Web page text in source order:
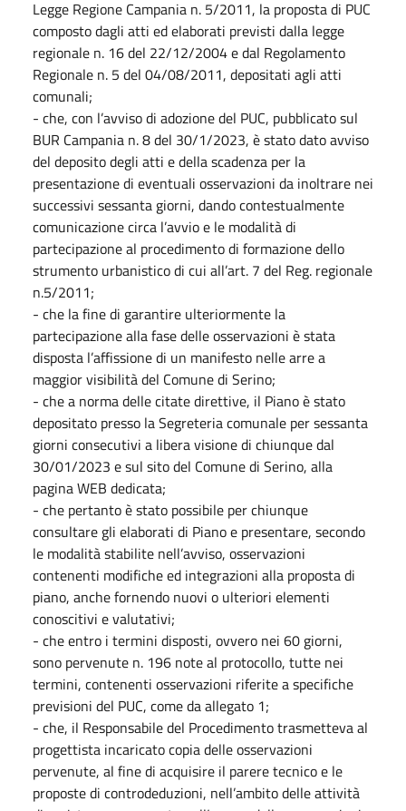
Legge Regione Campania n. 5/2011, la proposta di PUC
composto dagli atti ed elaborati previsti dalla legge
regionale n. 16 del 22/12/2004 e dal Regolamento
Regionale n. 5 del 04/08/2011, depositati agli atti
comunali;
- che, con l’avviso di adozione del PUC, pubblicato sul
BUR Campania n. 8 del 30/1/2023, è stato dato avviso
del deposito degli atti e della scadenza per la
presentazione di eventuali osservazioni da inoltrare nei
successivi sessanta giorni, dando contestualmente
comunicazione circa l’avvio e le modalità di
partecipazione al procedimento di formazione dello
strumento urbanistico di cui all’art. 7 del Reg. regionale
n.5/2011;
- che la fine di garantire ulteriormente la
partecipazione alla fase delle osservazioni è stata
disposta l’affissione di un manifesto nelle arre a
maggior visibilità del Comune di Serino;
- che a norma delle citate direttive, il Piano è stato
depositato presso la Segreteria comunale per sessanta
giorni consecutivi a libera visione di chiunque dal
30/01/2023 e sul sito del Comune di Serino, alla
pagina WEB dedicata;
- che pertanto è stato possibile per chiunque
consultare gli elaborati di Piano e presentare, secondo
le modalità stabilite nell’avviso, osservazioni
contenenti modifiche ed integrazioni alla proposta di
piano, anche fornendo nuovi o ulteriori elementi
conoscitivi e valutativi;
- che entro i termini disposti, ovvero nei 60 giorni,
sono pervenute n. 196 note al protocollo, tutte nei
termini, contenenti osservazioni riferite a specifiche
previsioni del PUC, come da allegato 1;
- che, il Responsabile del Procedimento trasmetteva al
progettista incaricato copia delle osservazioni
pervenute, al fine di acquisire il parere tecnico e le
proposte di controdeduzioni, nell’ambito delle attività